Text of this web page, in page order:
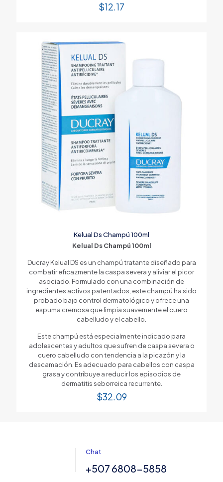
$12.17
Kelual Ds Champú 100ml
Kelual Ds Champú 100ml
Ducray Kelual DS es un champú tratante diseñado para
combatir eficazmente la caspa severa y aliviar el picor
asociado. Formulado con una combinación de
ingredientes activos patentados, este champú ha sido
probado bajo control dermatológico y ofrece una
espuma cremosa que limpia suavemente el cuero
cabelludo y el cabello.
Este champú está especialmente indicado para
adolescentes y adultos que sufren de caspa severa o
cuero cabelludo con tendencia a la picazón y la
descamación. Es adecuado para cabellos con caspa
grasa y contribuye a reducir los episodios de
dermatitis seborreica recurrente.
$32.09
Chat
+507 6808-5858